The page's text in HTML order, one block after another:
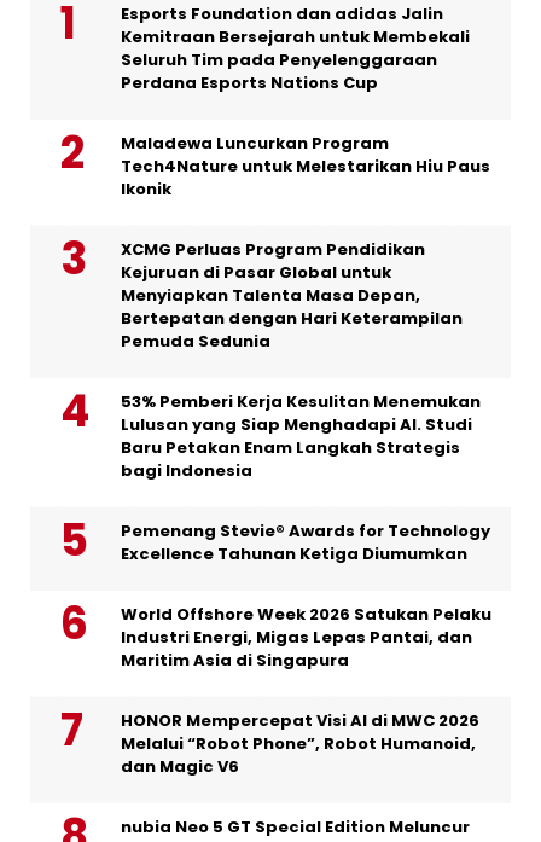
Esports Foundation dan adidas Jalin
Kemitraan Bersejarah untuk Membekali
Seluruh Tim pada Penyelenggaraan
Perdana Esports Nations Cup
Maladewa Luncurkan Program
Tech4Nature untuk Melestarikan Hiu Paus
Ikonik
XCMG Perluas Program Pendidikan
Kejuruan di Pasar Global untuk
Menyiapkan Talenta Masa Depan,
Bertepatan dengan Hari Keterampilan
Pemuda Sedunia
53% Pemberi Kerja Kesulitan Menemukan
Lulusan yang Siap Menghadapi AI. Studi
Baru Petakan Enam Langkah Strategis
bagi Indonesia
Pemenang Stevie® Awards for Technology
Excellence Tahunan Ketiga Diumumkan
World Offshore Week 2026 Satukan Pelaku
Industri Energi, Migas Lepas Pantai, dan
Maritim Asia di Singapura
HONOR Mempercepat Visi AI di MWC 2026
Melalui “Robot Phone”, Robot Humanoid,
dan Magic V6
nubia Neo 5 GT Special Edition Meluncur